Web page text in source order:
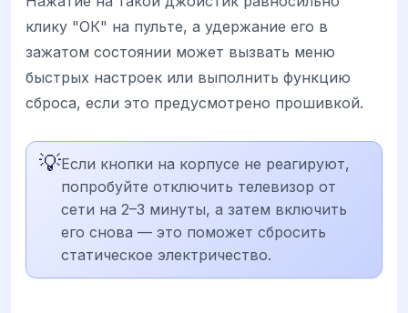
клику "ОК" на пульте, а удержание его в
зажатом состоянии может вызвать меню
быстрых настроек или выполнить функцию
сброса, если это предусмотрено прошивкой.
💡Если кнопки на корпусе не реагируют,
попробуйте отключить телевизор от
сети на 2–3 минуты, а затем включить
его снова — это поможет сбросить
статическое электричество.